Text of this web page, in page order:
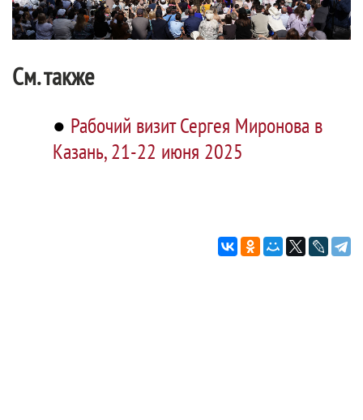
См. также
● Рабочий визит Сергея Миронова в
Казань, 21-22 июня 2025